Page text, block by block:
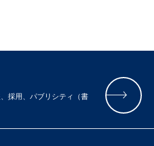
採用、パブリシティ（書